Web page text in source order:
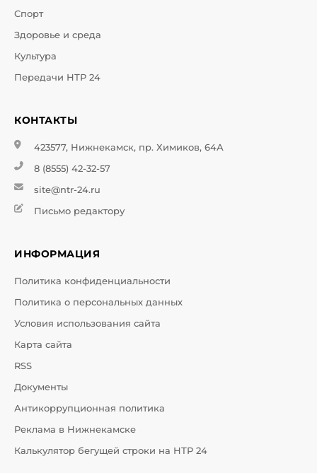
Спорт
Здоровье и среда
Культура
Передачи НТР 24
КОНТАКТЫ
423577, Нижнекамск, пр. Химиков, 64А
8 (8555) 42-32-57
site@ntr-24.ru
Письмо редактору
ИНФОРМАЦИЯ
Политика конфиденциальности
Политика о персональных данных
Условия использования сайта
Карта сайта
RSS
Документы
Антикоррупционная политика
Реклама в Нижнекамске
Калькулятор бегущей строки на НТР 24